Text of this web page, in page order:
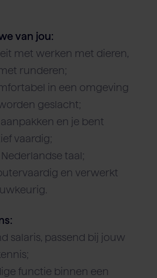
van jou:
met werken met dieren,
runderen;
in een omgeving
geslacht;
en je bent
vaardig;
taal;
en verwerkt
salaris, passend bij jouw
functie binnen een